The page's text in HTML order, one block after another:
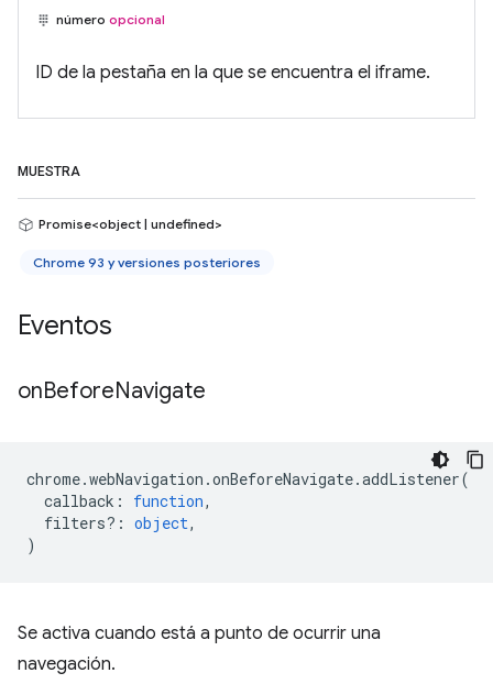
número opcional
ID de la pestaña en la que se encuentra el iframe.
MUESTRA
Promise<object | undefined>
Chrome 93 y versiones posteriores
Eventos
onBeforeNavigate
chrome.webNavigation .onBeforeNavigate.addListener(
callback : function,
filters? : object,
)
Se activa cuando está a punto de ocurrir una
navegación.